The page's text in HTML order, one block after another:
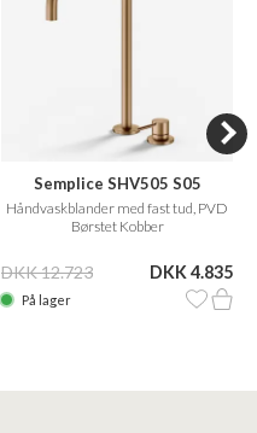
Semplice SHV505 S05
Håndvaskblander med fast tud, PVD
Børstet Kobber
DKK 12.723 DKK 4.835
På lager